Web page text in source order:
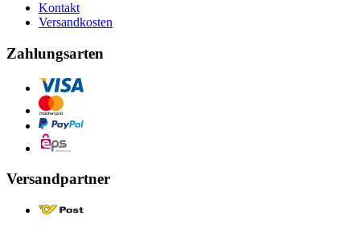
Kontakt
Versandkosten
Zahlungsarten
Versandpartner